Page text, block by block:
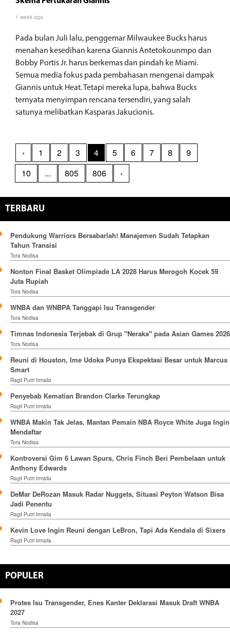
1 week ago
Pada bulan Juli lalu, penggemar Milwaukee Bucks harus
menahan kesedihan karena Giannis Antetokounmpo dan
Bobby Portis Jr. harus berkemas dan pindah ke Miami.
Semua media fokus pada pembahasan mengenai dampak
Giannis untuk Heat. Tetapi mereka lupa, bahwa Bucks
ternyata menyimpan rencana tersendiri, yang salah
satunya melibatkan Kasparas Jakucionis.
‹ 1 2 3 4 5 6 7 8
9
10
... 805 806 ›
TERBARU
Pendukung Warriors Bersabarlah! Manajemen Sudah Tetapkan
Tahun Transisi
Tora Nodisa
Nonton Final Basket Olimpiade LA 2028 Harus Merogoh Kocek 59
Juta Rupiah
Tora Nodisa
WNBA dan WNBPA Tanggapi Isu Transgender
Tora Nodisa
Timnas Indonesia Terjebak di Grup "Neraka" pada Asian Games 2026
Tora Nodisa
Reuni di Houston, Ime Udoka Punya Ekspektasi Besar untuk Marcus
Smart
Ragil Putri Irmalia
Penyebab Kematian Brandon Clarke Terungkap
Ragil Putri Irmalia
WNBA Makin Tak Jelas, Mantan Pemain NBA Royce White Juga Ingin
Mendaftar
Tora Nodisa
Kontroversi Gim 6 Lawan Spurs, Chris Finch Beri Pembelaan untuk
Anthony Edwards
Ragil Putri Irmalia
DeMar DeRozan Masuk Radar Nuggets, Situasi Peyton Watson Bisa
Jadi Penentu
Ragil Putri Irmalia
Kevin Love Ingin Reuni dengan LeBron, Tapi Ada Kendala di Sixers
Ragil Putri Irmalia
POPULER
Protes Isu Transgender, Enes Kanter Deklarasi Masuk Draft WNBA
2027
Tora Nodisa